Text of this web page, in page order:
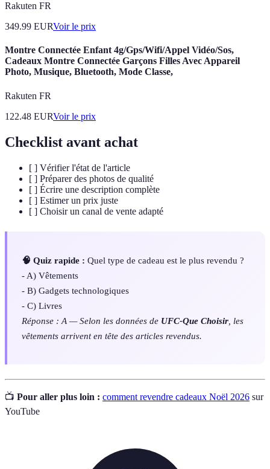
Rakuten FR
349.99 EURVoir le prix
Montre Connectée Enfant 4g/Gps/Wifi/Appel Vidéo/Sos,
Cadeaux Montre Connectée Garçons Filles Avec Appareil
Photo, Musique, Bluetooth, Mode Classe,
Rakuten FR
122.48 EURVoir le prix
Checklist avant achat
[ ] Vérifier l'état de l'article
[ ] Préparer des photos de qualité
[ ] Écrire une description complète
[ ] Estimer un prix juste
[ ] Choisir un canal de vente adapté
🧠 Quiz rapide : Quel type de cadeau est le plus revendu ?
- A) Vêtements
- B) Gadgets technologiques
- C) Livres
Réponse : A — Selon les données de UFC-Que Choisir , les
vêtements arrivent en tête des articles revendus.
📺 Pour aller plus loin : comment revendre cadeaux Noël 2026 sur
YouTube